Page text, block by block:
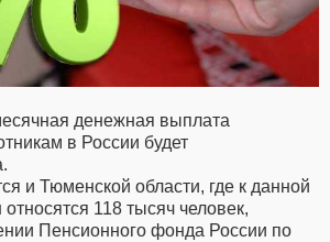
денежная выплата
в России будет
и Тюменской области, где к данной
относятся 118 тысяч человек,
Пенсионного фонда России по